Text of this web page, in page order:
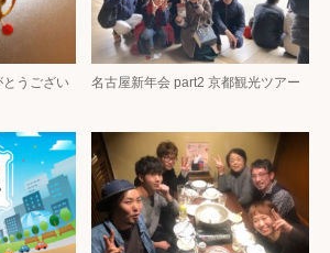
うござい
名古屋新年会 part2 京都観光ツアー